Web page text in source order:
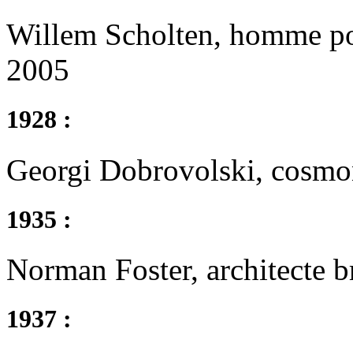
Willem Scholten, homme
2005
1928 :
Georgi Dobrovolski,
1935 :
Norman Foster, architecte
1937 :